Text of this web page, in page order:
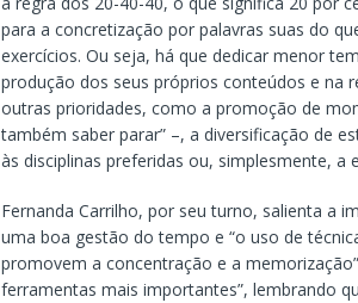
para a concretização por palavras suas do
exercícios. Ou seja, há que dedicar menor
produção dos seus próprios conteúdos e na
outras prioridades, como a promoção de
também saber parar” –, a diversificação de
às disciplinas preferidas ou, simplesmente, a
Fernanda Carrilho, por seu turno, salienta a
uma boa gestão do tempo e “o uso de
promovem a concentração e a
ferramentas mais importantes”, lembrando